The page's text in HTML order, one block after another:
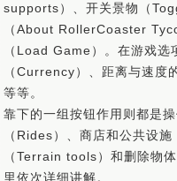
supports）、开关景物（
（About RollerCoaster
（Load Game）。在游戏
（Currency）、距离与速度
等等。
靠下的一组按钮作用则都是
（Rides）、商店和公共设
（Terrain tools）和删除物
里依次详细讲解。